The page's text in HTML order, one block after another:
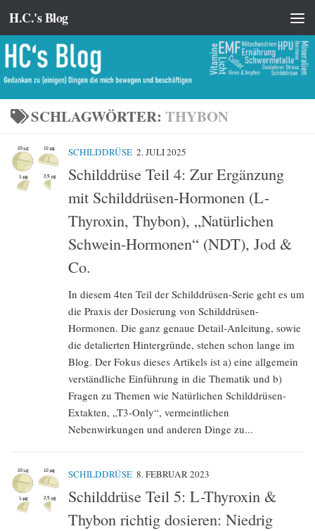
Zum Inhalt springen
H.C.'s Blog
SCHLAGWÖRTER: THYBON
SCHILDDRÜSE 2. JULI 2025
Schilddrüse Teil 4: Zur Ergänzung
mit Schilddrüsen-Hormonen (L-
Thyroxin, Thybon), „Natürlichen
Schwein-Hormonen“ (NDT), Jod &
Co.
In diesem 4ten Teil der Schilddrüsen-Serie geht es um
die Praxis der Dosierung von Schilddrüsen-
Hormonen. Die ganz genaue Detail-Anleitung, sowie
die detalierten Hintergründe, stehen schon lange im
Blog. Der Fokus dieses Artikels ist a) eine allgemein
verständliche Einführung in die Thematik und b)
Fragen zu Themen wie Natürlichen Schilddrüsen-
Extakten, „T3-Only“, vermeintlichen
Nebenwirkungen und anderen Dinge zu...
SCHILDDRÜSE 8. FEBRUAR 2023
Schilddrüse Teil 5: L-Thyroxin &
Thybon richtig dosieren: Niedrig